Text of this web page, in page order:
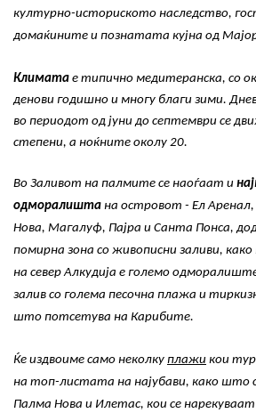
културно-историското наследство,
домаќините и познатата кујна од
Климата е типично медитеранска, со
денови годишно и многу благи зими.
во периодот од јуни до септември се
степени, а ноќните околу 20.
Во Заливот на палмите се наоѓаат и
одморалишта на островот - Ел
Нова, Магалуф, Пајра и Санта Понса,
помирна зона со живописни заливи,
на север Алкудија е големо
залив со голема песочна плажа и
што потсетува на Карибите.
Ќе издвоиме само неколку плажи кои
на топ-листата на најубави, како што
Палма Нова и Илетас, кои се